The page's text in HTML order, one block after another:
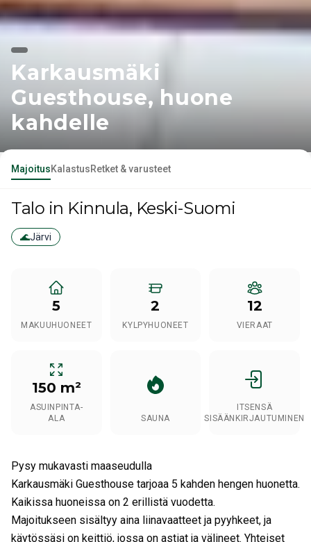
Karkausmäki
Guesthouse, huone
kahdelle
MajoitusKalastusRetket & varusteet
Talo in Kinnula, Keski-Suomi
🌊Järvi
5
MAKUUHUONEET
2
KYLPYHUONEET
12
VIERAAT
150 m²
ASUINPINTA-
ALA
SAUNA
ITSENSÄ
SISÄÄNKIRJAUTUMINEN
Pysy mukavasti maaseudulla
Karkausmäki Guesthouse tarjoaa 5 kahden hengen huonetta.
Kaikissa huoneissa on 2 erillistä vuodetta.
Majoitukseen sisältyy aina liinavaatteet ja pyyhkeet, ja
käytössäsi on keittiö, jossa on astiat ja välineet. Yhteiset